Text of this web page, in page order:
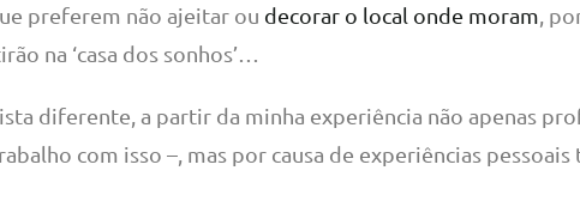
preferem não ajeitar ou decorar o local onde moram ,
na ‘casa dos sonhos’…
diferente, a partir da minha experiência não apenas
com isso –, mas por causa de experiências pessoais